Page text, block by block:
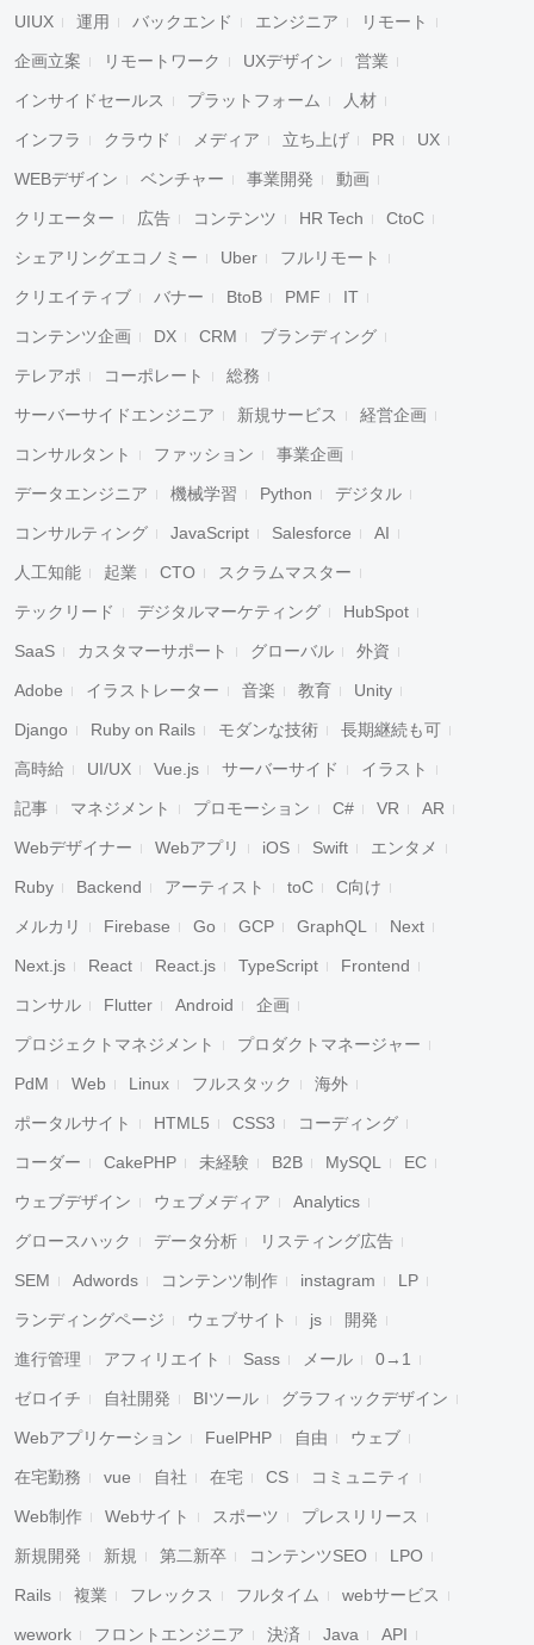
UIUX 運用 バックエンド エンジニア リモート
企画立案 リモートワーク UXデザイン 営業
インサイドセールス プラットフォーム 人材
インフラ クラウド メディア 立ち上げ PR UX
WEBデザイン ベンチャー 事業開発 動画
クリエーター 広告 コンテンツ HR Tech CtoC
シェアリングエコノミー Uber フルリモート
クリエイティブ バナー BtoB PMF IT
コンテンツ企画 DX CRM ブランディング
テレアポ コーポレート 総務
サーバーサイドエンジニア 新規サービス 経営企画
コンサルタント ファッション 事業企画
データエンジニア 機械学習 Python デジタル
コンサルティング JavaScript Salesforce AI
人工知能 起業 CTO スクラムマスター
テックリード デジタルマーケティング HubSpot
SaaS カスタマーサポート グローバル 外資
Adobe イラストレーター 音楽 教育 Unity
Django Ruby on Rails モダンな技術 長期継続も可
高時給 UI/UX Vue.js サーバーサイド イラスト
記事 マネジメント プロモーション C# VR AR
Webデザイナー Webアプリ iOS Swift エンタメ
Ruby Backend アーティスト toC C向け
メルカリ Firebase Go GCP GraphQL Next
Next.js React React.js TypeScript Frontend
コンサル Flutter Android 企画
プロジェクトマネジメント プロダクトマネージャー
PdM Web Linux フルスタック 海外
ポータルサイト HTML5 CSS3 コーディング
コーダー CakePHP 未経験 B2B MySQL EC
ウェブデザイン ウェブメディア Analytics
グロースハック データ分析 リスティング広告
SEM Adwords コンテンツ制作 instagram LP
ランディングページ ウェブサイト js 開発
進行管理 アフィリエイト Sass メール 0→1
ゼロイチ 自社開発 BIツール グラフィックデザイン
Webアプリケーション FuelPHP 自由 ウェブ
在宅勤務 vue 自社 在宅 CS コミュニティ
Web制作 Webサイト スポーツ プレスリリース
新規開発 新規 第二新卒 コンテンツSEO LPO
Rails 複業 フレックス フルタイム webサービス
wework フロントエンジニア 決済 Java API